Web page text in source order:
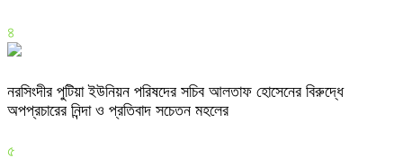
৪
নরসিংদীর পুটিয়া ইউনিয়ন পরিষদের সচিব আলতাফ হোসেনের বিরুদ্ধে
অপপ্রচারের নিন্দা ও প্রতিবাদ সচেতন মহলের
৫